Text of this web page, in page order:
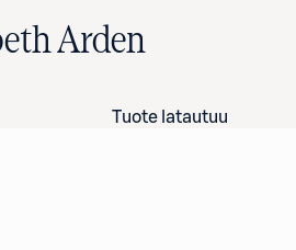
Arden
Tuote latautuu